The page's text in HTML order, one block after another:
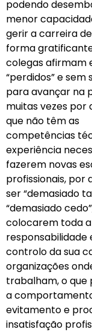
podendo
menor
gerir a carreira
forma
colegas afirmam
“perdidos” e sem
para avançar na
muitas vezes por
que não têm as
competências
experiência
fazerem novas
profissionais, por
ser “demasiado
“demasiado
colocarem toda a
responsabilidade
controlo da sua
organizações
trabalham, o que
a
evitamento e
insatisfação